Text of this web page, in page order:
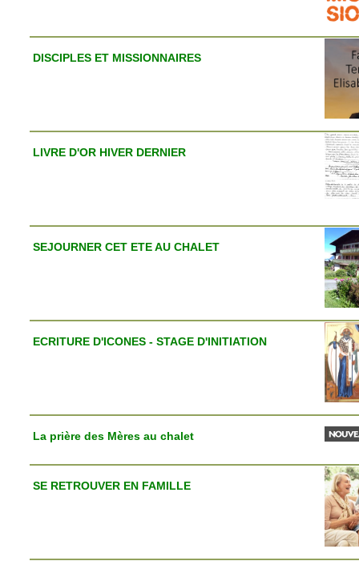
DISCIPLES ET MISSIONNAIRES
LIVRE D'OR HIVER DERNIER
SEJOURNER CET ETE AU CHALET
ECRITURE D'ICONES - STAGE D'INITIATION
La prière des Mères au chalet
SE RETROUVER EN FAMILLE